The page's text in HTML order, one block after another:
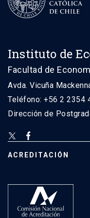
Instituto de
Facultad de
Avda. Vicuña
Teléfono: +56 2 2354
Dirección de
ACREDITACIÓN